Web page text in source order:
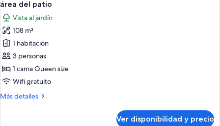
hidromasaje,
en
el
área
del
jardín
las
fotos
de
Departamento
de
lujo,
1
Queen
área del patio
Vista al jardín
108 m²
1 habitación
3 personas
1 cama Queen size
Wifi gratuito
Más detalles
Más
Ver disponibilidad y precio